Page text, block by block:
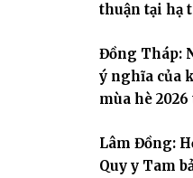
thuận tại hạ
Đồng Tháp:
ý nghĩa của
mùa hè
Lâm Đồng:
Quy y Tam